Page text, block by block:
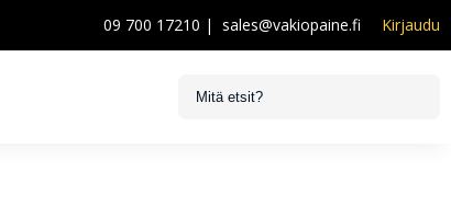
09 700 17210 | sales@vakiopaine.fi Kirjaudu